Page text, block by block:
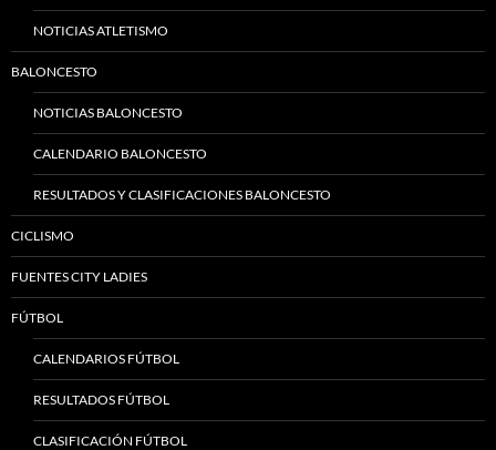
NOTICIAS ATLETISMO
BALONCESTO
NOTICIAS BALONCESTO
CALENDARIO BALONCESTO
RESULTADOS Y CLASIFICACIONES BALONCESTO
CICLISMO
FUENTES CITY LADIES
FÚTBOL
CALENDARIOS FÚTBOL
RESULTADOS FÚTBOL
CLASIFICACIÓN FÚTBOL